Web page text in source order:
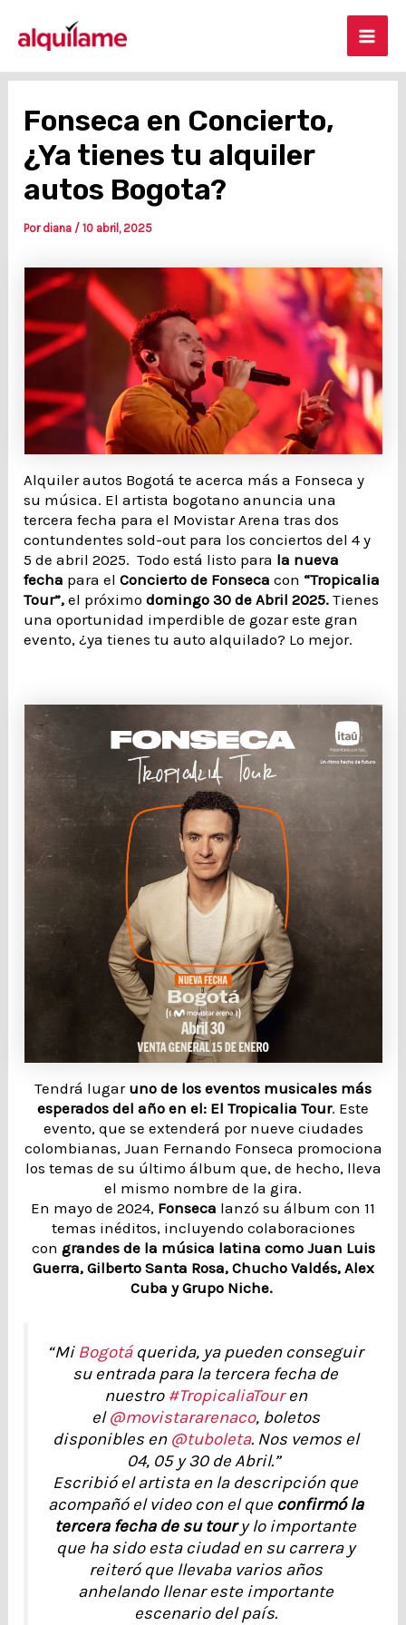
contenido
Fonseca en Concierto,
¿Ya tienes tu alquiler
autos Bogota?
Por diana /10 abril, 2025
Alquiler autos Bogotá te acerca más a Fonseca y
su música. El artista bogotano anuncia una
tercera fecha para el Movistar Arena tras dos
contundentes sold-out para los conciertos del 4 y
5 de abril 2025. Todo está listo para la nueva
fecha para elConcierto de Fonsecacon “Tropicalia
Tour”,el próximo domingo 30 de Abril 2025. Tienes
una oportunidad imperdible de gozar este gran
evento, ¿ya tienes tu auto alquilado? Lo mejor.
Tendrá lugar uno de los eventos musicales más
esperados del año en el: El Tropicalia Tour. Este
evento, que se extenderá por nueve ciudades
colombianas, Juan Fernando Fonseca promociona
los temas de su último álbum que, de hecho, lleva
el mismo nombre de la gira.
En mayo de 2024, Fonseca lanzó su álbum con 11
temas inéditos, incluyendo colaboraciones
con grandes de la música latina como Juan Luis
Guerra, Gilberto Santa Rosa, Chucho Valdés, Alex
Cuba y Grupo Niche.
“MiBogotáquerida, ya pueden conseguir
su entrada para la tercera fecha de
nuestro #TropicaliaTouren
el@movistararenaco, boletos
disponibles en @tuboleta. Nos vemos el
04, 05 y 30 de Abril.”
Escribió el artista en la descripción que
acompañó el video con el queconfirmó la
tercera fecha de su toury lo importante
que ha sido esta ciudad en su carrera y
reiteró que llevaba varios años
anhelando llenar este importante
escenario del país.
navigation